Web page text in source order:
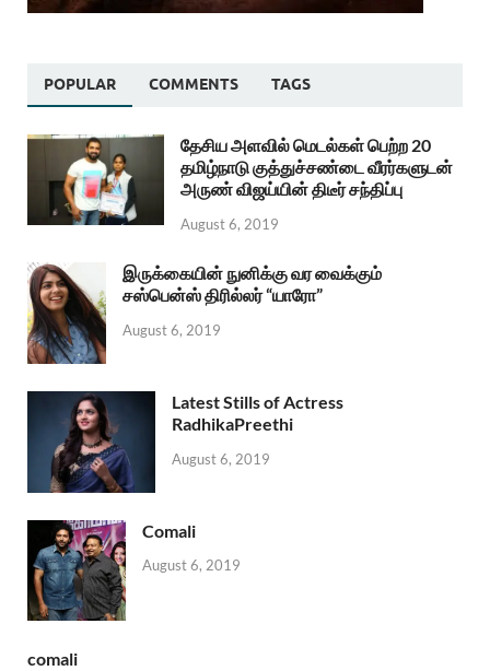
POPULAR COMMENTS TAGS
தேசிய அளவில் மெடல்கள் பெற்ற 20
தமிழ்நாடு குத்துச்சண்டை வீரர்களுடன்
அருண் விஜய்யின் திடீர் சந்திப்பு
August 6, 2019
இருக்கையின் நுனிக்கு வர வைக்கும்
சஸ்பென்ஸ் திரில்லர் “யாரோ”
August 6, 2019
Latest Stills of Actress
RadhikaPreethi
August 6, 2019
Comali
August 6, 2019
comali